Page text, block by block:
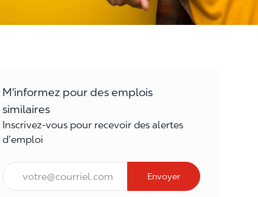
M'informez pour des emplois
similaires
Inscrivez-vous pour recevoir des alertes
d’emploi
Courriel*
Envoyer